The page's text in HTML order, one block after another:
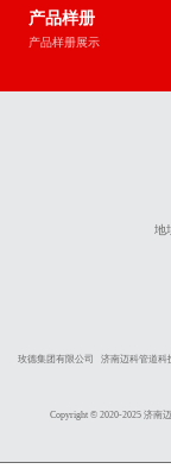
产品样册
产品样册展示
地
玫德集团有限公司 济南迈科管道科
Copyright © 2020-2025 济南